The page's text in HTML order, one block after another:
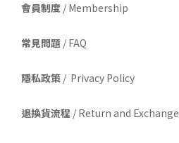
會員制度 / Membership
常見問題 / FAQ
隱私政策 / Privacy Policy
退換貨流程 / Return and Exchange